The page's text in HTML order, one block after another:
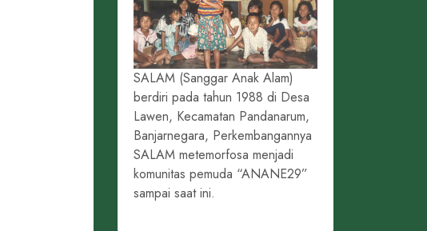
SALAM (Sanggar Anak Alam)
berdiri pada tahun 1988 di Desa
Lawen, Kecamatan Pandanarum,
Banjarnegara, Perkembangannya
SALAM metemorfosa menjadi
komunitas pemuda “ANANE29”
sampai saat ini.